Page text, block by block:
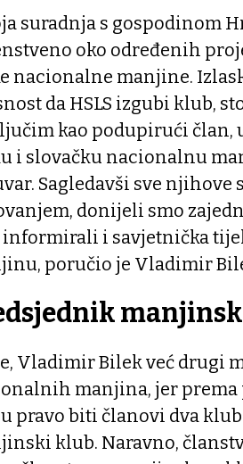
suradnja s gospodinom
oko određenih
nacionalne manjine.
da HSLS izgubi klub,
kao podupirući član,
i slovačku nacionalnu
Sagledavši sve
donijeli smo
informirali i savjetnička
poručio je Vladimir
Vladimir Bilek već drugi
manjina, jer
pravo biti članovi dva
klub. Naravno,